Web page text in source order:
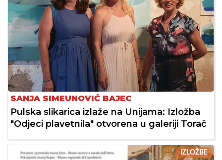
SANJA SIMEUNOVIĆ BAJEC
Pulska slikarica izlaže na Unijama: Izložba
"Odjeci plavetnila" otvorena u galeriji Torač
IZLOŽBE